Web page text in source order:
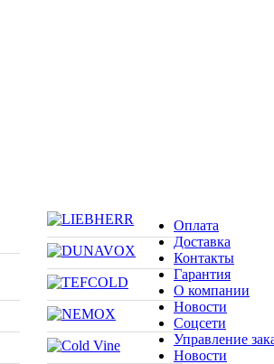
Оплата
Доставка
Контакты
Гарантия
О компании
Новости
Соцсети
Управление
Новости